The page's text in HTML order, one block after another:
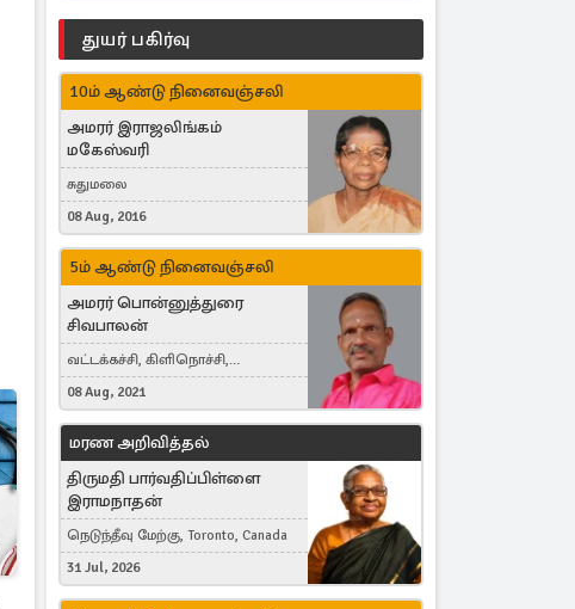
துயர் பகிர்வு
10ம் ஆண்டு நினைவஞ்சலி
அமரர் இராஜலிங்கம்
மகேஸ்வரி
சுதுமலை
08 Aug, 2016
5ம் ஆண்டு நினைவஞ்சலி
அமரர் பொன்னுத்துரை
சிவபாலன்
வட்டக்கச்சி, கிளிநொச்சி,
வட்டக்கச்சி இராமநாதபுரம்
08 Aug, 2021
மரண அறிவித்தல்
திருமதி பார்வதிப்பிள்ளை
இராமநாதன்
நெடுந்தீவு மேற்கு, Toronto, Canada
31 Jul, 2026